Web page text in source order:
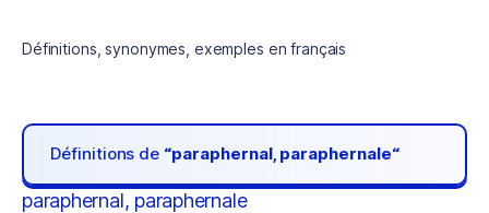
Définitions, synonymes, exemples en français
Définitions de “paraphernal, paraphernale“
paraphernal, paraphernale